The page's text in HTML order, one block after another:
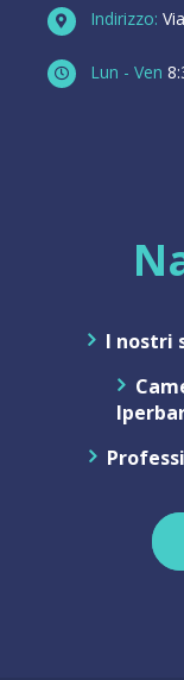
Indirizzo:
Lun - Ven
I nostri